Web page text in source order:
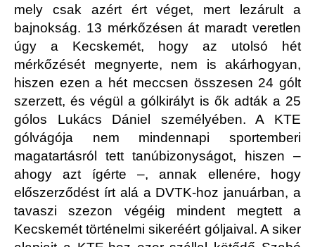
mely csak azért ért véget, mert lezárult a
bajnokság. 13 mérkőzésen át maradt veretlen
úgy a Kecskemét, hogy az utolsó hét
mérkőzését megnyerte, nem is akárhogyan,
hiszen ezen a hét meccsen összesen 24 gólt
szerzett, és végül a gólkirályt is ők adták a 25
gólos Lukács Dániel személyében. A KTE
gólvágója nem mindennapi sportemberi
magatartásról tett tanúbizonyságot, hiszen –
ahogy azt ígérte –, annak ellenére, hogy
előszerződést írt alá a DVTK-hoz januárban, a
tavaszi szezon végéig mindent megtett a
Kecskemét történelmi sikeréért góljaival. A siker